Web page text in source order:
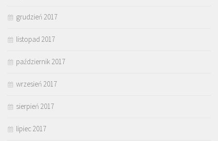
grudzień 2017
listopad 2017
październik 2017
wrzesień 2017
sierpień 2017
lipiec 2017